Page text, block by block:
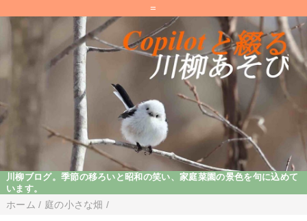
=
川柳ブログ。季節の移ろいと昭和の笑い、家庭菜園の景色を句に込めて
います。
ホーム / 庭の小さな畑 /